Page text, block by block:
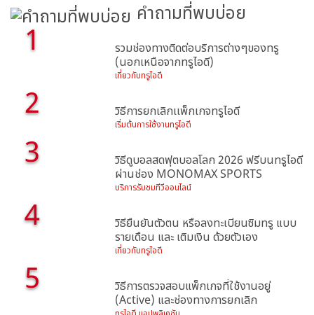
คำถามที่พบบ่อย
1
รวมช่องทางติดต่อบริการต่างๆของทรู
(นอกเหนือจากทรูไอดี)
เกี่ยวกับทรูไอดี
2 วิธีการยกเลิกเเพ็กเกจทรูไอดี
เริ่มต้นการใช้งานทรูไอดี
3
วิธีดูบอลสดฟุตบอลโลก 2026 ฟรีบนทรูไอดี
ผ่านช่อง MONOMAX SPORTS
บริการรับชมทีวีออนไลน์
4
วิธียืนยันตัวตน หรือลงทะเบียนซิมทรู แบบ
รายเดือน และ เติมเงิน ด้วยตัวเอง
เกี่ยวกับทรูไอดี
5
วิธีการตรวจสอบแพ็กเกจที่ใช้งานอยู่
(Active) และช่องทางการยกเลิก